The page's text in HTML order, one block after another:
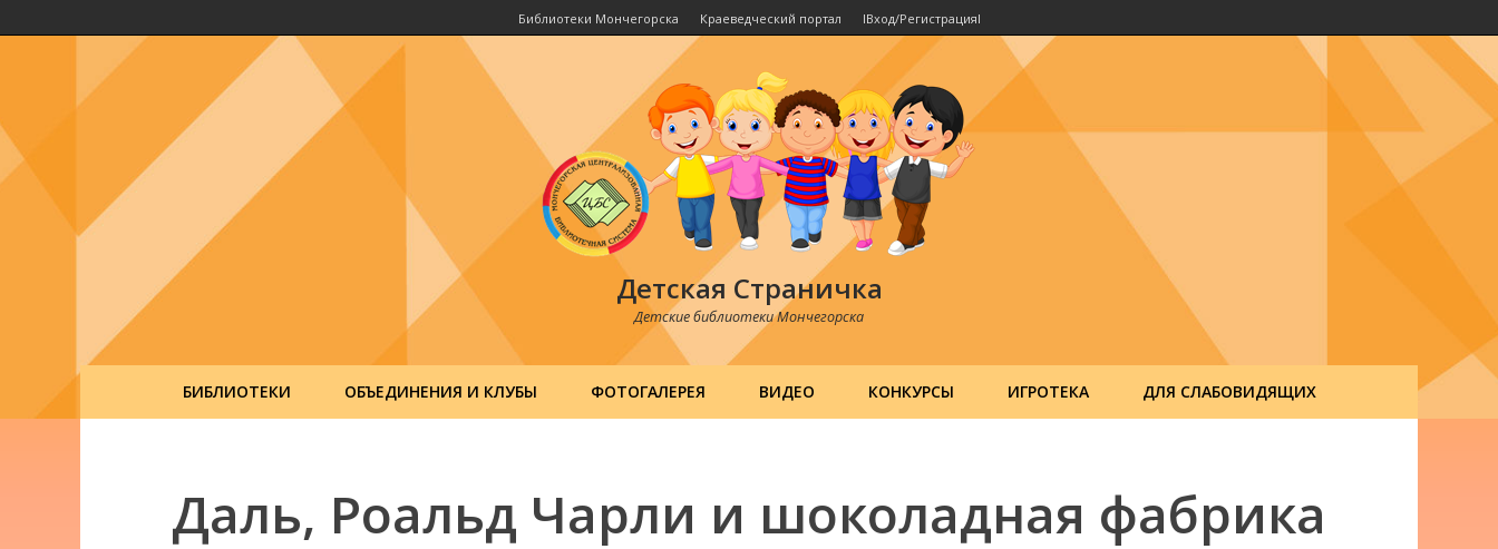
Библиотеки Мончегорска Краеведческий портал IВход/РегистрацияI
Детская Страничка
Детские библиотеки Мончегорска
БИБЛИОТЕКИ ОБЪЕДИНЕНИЯ И КЛУБЫ ФОТОГАЛЕРЕЯ ВИДЕО КОНКУРСЫ ИГРОТЕКА ДЛЯ СЛАБОВИДЯЩИХ
Даль, Роальд Чарли и шоколадная фабрика